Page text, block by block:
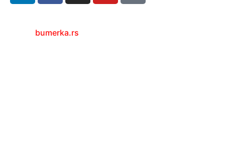
bumerka.rs